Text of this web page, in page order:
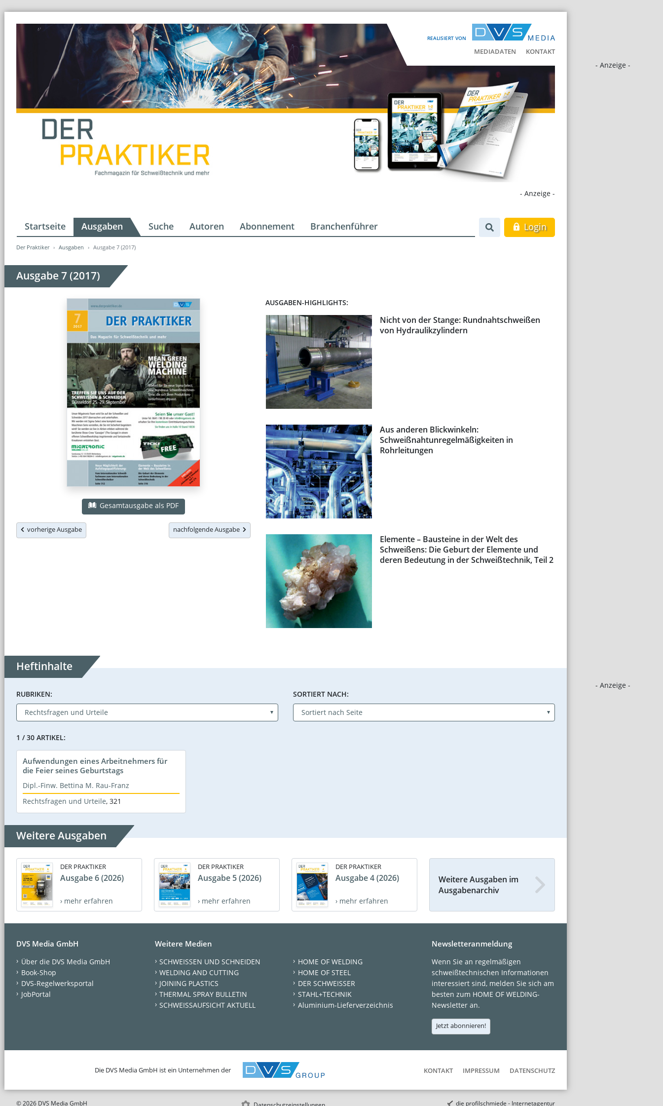
REALISIERT VON
MEDIADATEN KONTAKT
- Anzeige -
- Anzeige -
- Anzeige -
Startseite Ausgaben Suche Autoren Abonnement Branchenführer Login
Der Praktiker Ausgaben Ausgabe 7 (2017)
Ausgabe 7 (2017)
Gesamtausgabe als PDF
vorherige Ausgabe nachfolgende Ausgabe
AUSGABEN-HIGHLIGHTS:
Nicht von der Stange: Rundnahtschweißen
von Hydraulikzylindern
Aus anderen Blickwinkeln:
Schweißnahtunregelmäßigkeiten in
Rohrleitungen
Elemente – Bausteine in der Welt des
Schweißens: Die Geburt der Elemente und
deren Bedeutung in der Schweißtechnik, Teil 2
Heftinhalte
RUBRIKEN: SORTIERT NACH:
1 / 30 ARTIKEL:
Aufwendungen eines Arbeitnehmers für
die Feier seines Geburtstags
Dipl.-Finw. Bettina M. Rau-Franz
Rechtsfragen und Urteile, 321
Weitere Ausgaben
DER PRAKTIKER
Ausgabe 6 (2026)
› mehr erfahren
DER PRAKTIKER
Ausgabe 5 (2026)
› mehr erfahren
DER PRAKTIKER
Ausgabe 4 (2026)
› mehr erfahren
Weitere Ausgaben im
Ausgabenarchiv
DVS Media GmbH
Über die DVS Media GmbH
Book-Shop
DVS-Regelwerksportal
JobPortal
Weitere Medien
SCHWEISSEN UND SCHNEIDEN
WELDING AND CUTTING
JOINING PLASTICS
THERMAL SPRAY BULLETIN
SCHWEISSAUFSICHT AKTUELL
HOME OF WELDING
HOME OF STEEL
DER SCHWEISSER
STAHL+TECHNIK
Aluminium-Lieferverzeichnis
Newsletteranmeldung
Wenn Sie an regelmäßigen
schweißtechnischen Informationen
interessiert sind, melden Sie sich am
besten zum HOME OF WELDING-
Newsletter an.
Jetzt abonnieren!
Die DVS Media GmbH ist ein Unternehmen der KONTAKT IMPRESSUM DATENSCHUTZ
© 2026 DVS Media GmbH die profilschmiede - Internetagentur